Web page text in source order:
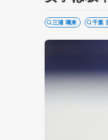
三浦 璃来 千葉